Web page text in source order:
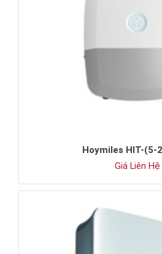
Hoymiles HIT-(5-
Giá Liên Hệ